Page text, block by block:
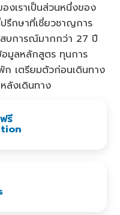
งเราเป็นส่วนหนึ่งของ
รึกษาที่เชี่ยวชาญการ
สบการณ์มากกว่า 27 ปี
มูลหลักสูตร ทุนการ
ก เตรียมตัวก่อนเดินทาง
ลังเดินทาง
รี